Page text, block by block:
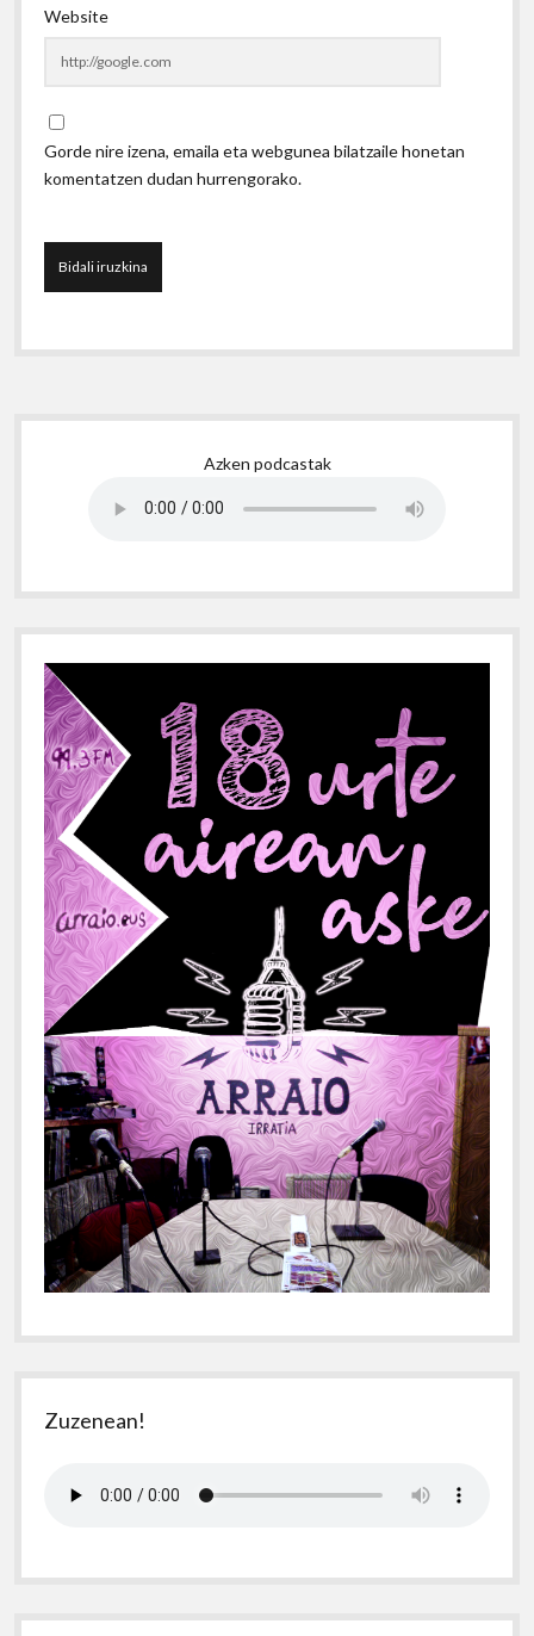
Website
Gorde nire izena, emaila eta webgunea bilatzaile honetan
komentatzen dudan hurrengorako.
Sidebar
Azken podcastak
Zuzenean!